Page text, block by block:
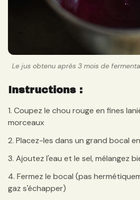
Le jus obtenu après 3 mois de
Instructions :
Coupez le chou rouge en fines
morceaux
Placez-les dans un grand bocal
Ajoutez l'eau et le sel, mélangez
Fermez le bocal (pas
gaz s'échapper)